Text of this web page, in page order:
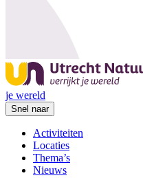
je wereld
Snel naar
Activiteiten
Locaties
Thema’s
Nieuws